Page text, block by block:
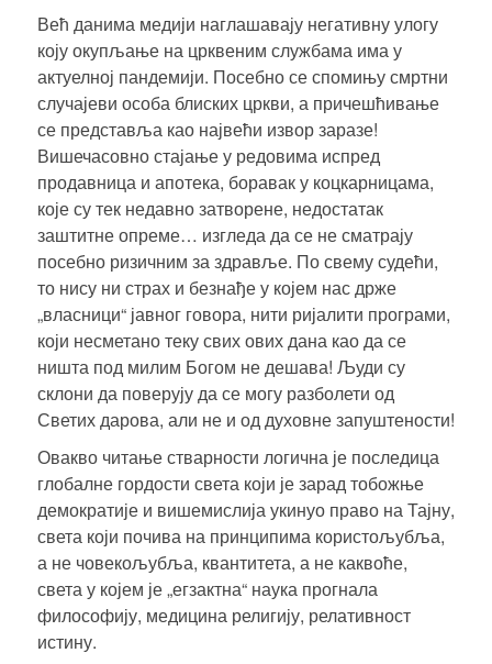
Већ данима медији наглашавају негативну улогу
коју окупљање на црквеним службама има у
актуелној пандемији. Посебно се спомињу смртни
случајеви особа блиских цркви, а причешћивање
се представља као највећи извор заразе!
Вишечасовно стајање у редовима испред
продавница и апотека, боравак у коцкарницама,
које су тек недавно затворене, недостатак
заштитне опреме… изгледа да се не сматрају
посебно ризичним за здравље. По свему судећи,
то нису ни страх и безнађе у којем нас држе
„власници“ јавног говора, нити ријалити програми,
који несметано теку свих ових дана као да се
ништа под милим Богом не дешава! Људи су
склони да поверују да се могу разболети од
Светих дарова, али не и од духовне запуштености!
Овакво читање стварности логична је последица
глобалне гордости света који је зарад тобожње
демократије и вишемислија укинуо право на Тајну,
света који почива на принципима користољубља,
а не човекољубља, квантитета, а не каквоће,
света у којем је „егзактна“ наука прогнала
философију, медицина религију, релативност
истину.